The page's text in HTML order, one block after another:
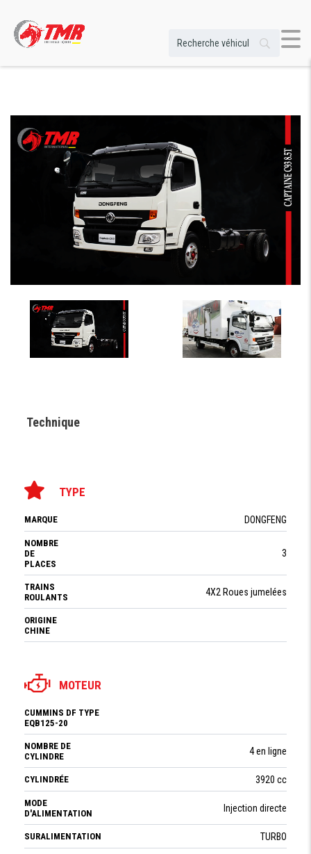
Technique
TYPE
MARQUE DONGFENG
NOMBRE
DE
PLACES
3
TRAINS
ROULANTS
4X2 Roues jumelées
ORIGINE
CHINE
MOTEUR
CUMMINS DF TYPE
EQB125-20
NOMBRE DE
CYLINDRE
4 en ligne
CYLINDRÉE 3920 cc
MODE
D'ALIMENTATION
Injection directe
SURALIMENTATION TURBO